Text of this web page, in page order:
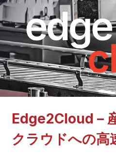
Edge2Cloud –
クラウドへの高